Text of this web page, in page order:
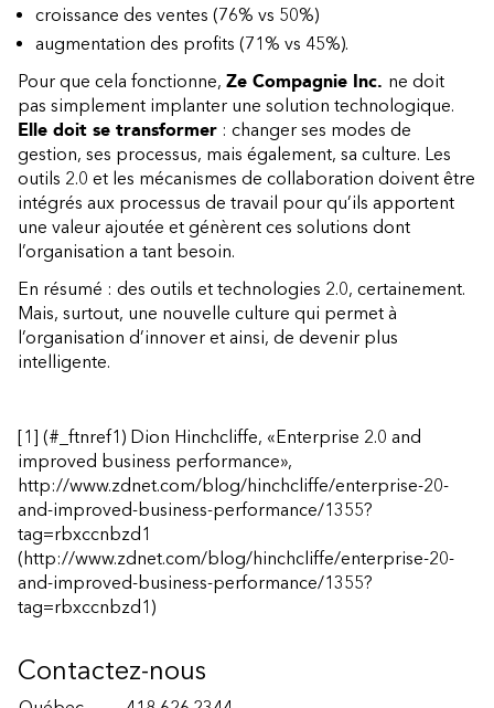
croissance des ventes (76% vs 50%)
augmentation des profits (71% vs 45%).
Pour que cela fonctionne, Ze Compagnie Inc. ne doit
pas simplement implanter une solution technologique.
Elle doit se transformer : changer ses modes de
gestion, ses processus, mais également, sa culture. Les
outils 2.0 et les mécanismes de collaboration doivent être
intégrés aux processus de travail pour qu’ils apportent
une valeur ajoutée et génèrent ces solutions dont
l’organisation a tant besoin.
En résumé : des outils et technologies 2.0, certainement.
Mais, surtout, une nouvelle culture qui permet à
l’organisation d’innover et ainsi, de devenir plus
intelligente.
[1] (#_ftnref1) Dion Hinchcliffe, «Enterprise 2.0 and
improved business performance»,
http://www.zdnet.com/blog/hinchcliffe/enterprise-20-
and-improved-business-performance/1355?
tag=rbxccnbzd1
(http://www.zdnet.com/blog/hinchcliffe/enterprise-20-
and-improved-business-performance/1355?
tag=rbxccnbzd1)
Contactez-nous